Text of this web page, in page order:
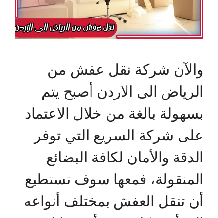
والآن شركة نقل عفش من
الرياض الى الاردن أصبح يتم
بسهولة بالغة من خلال الاعتماد
على شركة السريع التي توفر
الدقة والأمان لكافة البضائع
المنقولة، فمعها سوف تستطيع
أن تنقل العفش بمختلف أنواعه